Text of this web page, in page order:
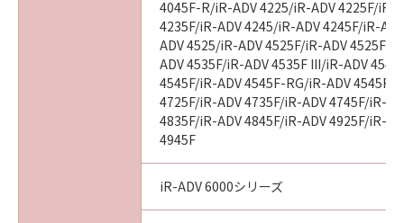
4045F-R/iR-ADV 4225/iR-ADV 4225F/iR-
4235F/iR-ADV 4245/iR-ADV 4245F/iR-
ADV 4525/iR-ADV 4525F/iR-ADV 4525F
ADV 4535F/iR-ADV 4535F III/iR-ADV
4545F/iR-ADV 4545F-RG/iR-ADV 4545F
4725F/iR-ADV 4735F/iR-ADV 4745F/iR-
4835F/iR-ADV 4845F/iR-ADV 4925F/iR-
4945F
iR-ADV 6000シリーズ